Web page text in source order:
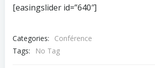
[easingslider id=”640″]
Categories:
Conférence
Tags:
No Tag